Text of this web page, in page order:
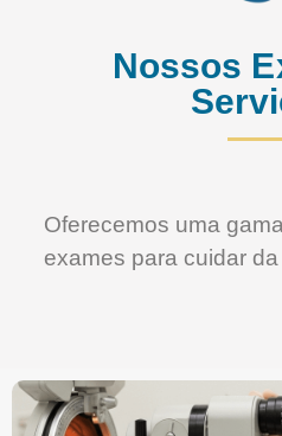
Nossos
Oferecemos uma
exames para cuidar